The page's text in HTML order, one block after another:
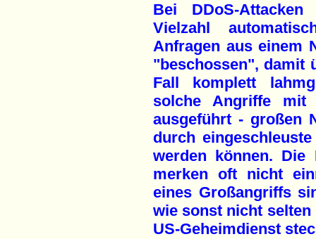
Bei DDoS-
Vielzahl
Anfragen aus einem
"beschossen", damit
Fall komplett
solche Angriffe mit
ausgeführt - großen
durch
werden können. Die
merken oft nicht
eines Großangriffs
wie sonst nicht
US-Geheimdienst